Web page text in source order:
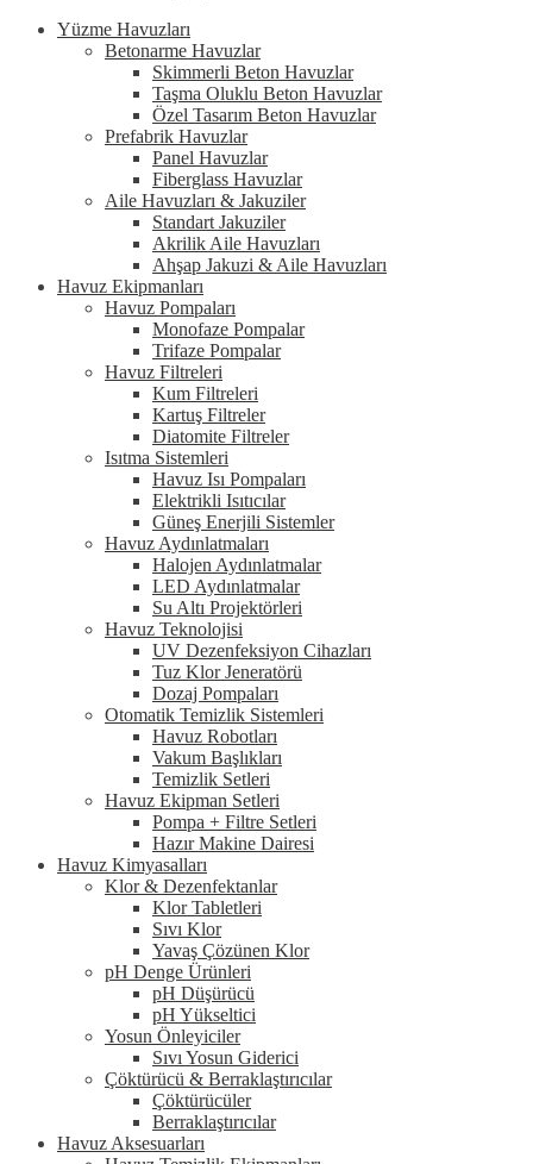
Yüzme Havuzları
Betonarme Havuzlar
Skimmerli Beton Havuzlar
Taşma Oluklu Beton Havuzlar
Özel Tasarım Beton Havuzlar
Prefabrik Havuzlar
Panel Havuzlar
Fiberglass Havuzlar
Aile Havuzları & Jakuziler
Standart Jakuziler
Akrilik Aile Havuzları
Ahşap Jakuzi & Aile Havuzları
Havuz Ekipmanları
Havuz Pompaları
Monofaze Pompalar
Trifaze Pompalar
Havuz Filtreleri
Kum Filtreleri
Kartuş Filtreler
Diatomite Filtreler
Isıtma Sistemleri
Havuz Isı Pompaları
Elektrikli Isıtıcılar
Güneş Enerjili Sistemler
Havuz Aydınlatmaları
Halojen Aydınlatmalar
LED Aydınlatmalar
Su Altı Projektörleri
Havuz Teknolojisi
UV Dezenfeksiyon Cihazları
Tuz Klor Jeneratörü
Dozaj Pompaları
Otomatik Temizlik Sistemleri
Havuz Robotları
Vakum Başlıkları
Temizlik Setleri
Havuz Ekipman Setleri
Pompa + Filtre Setleri
Hazır Makine Dairesi
Havuz Kimyasalları
Klor & Dezenfektanlar
Klor Tabletleri
Sıvı Klor
Yavaş Çözünen Klor
pH Denge Ürünleri
pH Düşürücü
pH Yükseltici
Yosun Önleyiciler
Sıvı Yosun Giderici
Çöktürücü & Berraklaştırıcılar
Çöktürücüler
Berraklaştırıcılar
Havuz Aksesuarları